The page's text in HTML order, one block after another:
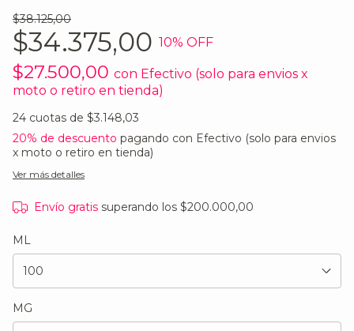
$38.125,00
$34.375,00 10% OFF
$27.500,00 con Efectivo (solo para envios x
moto o retiro en tienda)
24 cuotas de $3.148,03
20% de descuento pagando con Efectivo (solo para envios
x moto o retiro en tienda)
Ver más detalles
Envío gratis superando los $200.000,00
ML
MG